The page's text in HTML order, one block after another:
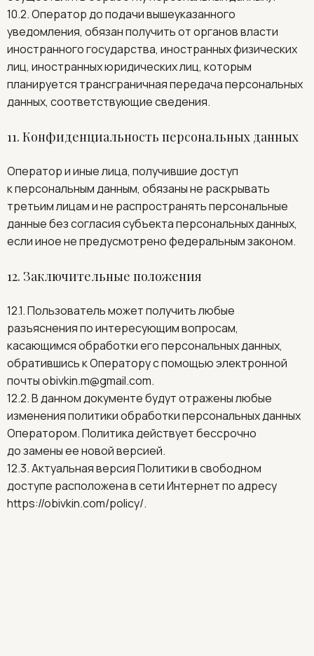
10.2. Оператор до подачи вышеуказанного
уведомления, обязан получить от органов власти
иностранного государства, иностранных физических
лиц, иностранных юридических лиц, которым
планируется трансграничная передача персональных
данных, соответствующие сведения.
11. Конфиденциальность персональных данных
Оператор и иные лица, получившие доступ
к персональным данным, обязаны не раскрывать
третьим лицам и не распространять персональные
данные без согласия субъекта персональных данных,
если иное не предусмотрено федеральным законом.
12. Заключительные положения
12.1. Пользователь может получить любые
разъяснения по интересующим вопросам,
касающимся обработки его персональных данных,
обратившись к Оператору с помощью электронной
почтыobivkin.m@gmail.com.
12.2. В данном документе будут отражены любые
изменения политики обработки персональных данных
Оператором. Политика действует бессрочно
до замены ее новой версией.
12.3. Актуальная версия Политики в свободном
доступе расположена в сети Интернет по адресу
https://obivkin.com/policy/.